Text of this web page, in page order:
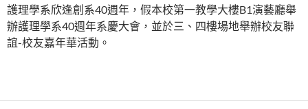
護理學系欣逢創系40週年，假本校第一教學大樓B1演藝廳舉
辦護理學系40週年系慶大會，並於三、四樓場地舉辦校友聯
誼-校友嘉年華活動。